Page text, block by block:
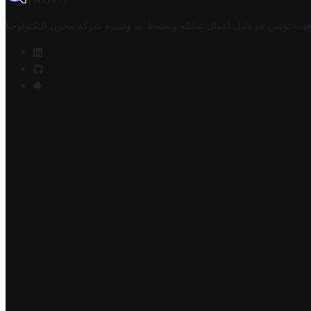
تونس هو دليل أعمال تملكه وتحتفظ به وتديره شركة مخزن التكنولوجيا